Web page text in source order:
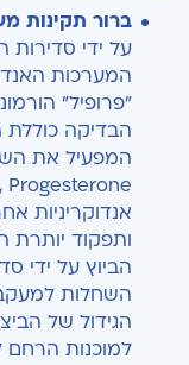
ברור תקינות
על ידי
המערכות
הבדיקה כוללת
אנדוקריניות
ותפקוד יותרת
הביוץ על ידי
השחלות
הגידול של
למוכנות הרחם